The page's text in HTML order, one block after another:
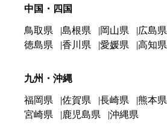
中国・四国
鳥取県 島根県 岡山県 広島県
徳島県
香川県 愛媛県 高知県
九州・沖縄
福岡県 佐賀県 長崎県 熊本県
宮崎県
鹿児島県 沖縄県